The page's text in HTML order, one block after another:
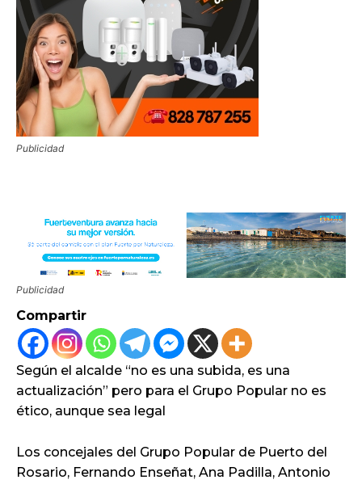
Publicidad
Publicidad
Compartir
Según el alcalde “no es una subida, es una
actualización” pero para el Grupo Popular no es
ético, aunque sea legal
Los concejales del Grupo Popular de Puerto del
Rosario, Fernando Enseñat, Ana Padilla, Antonio